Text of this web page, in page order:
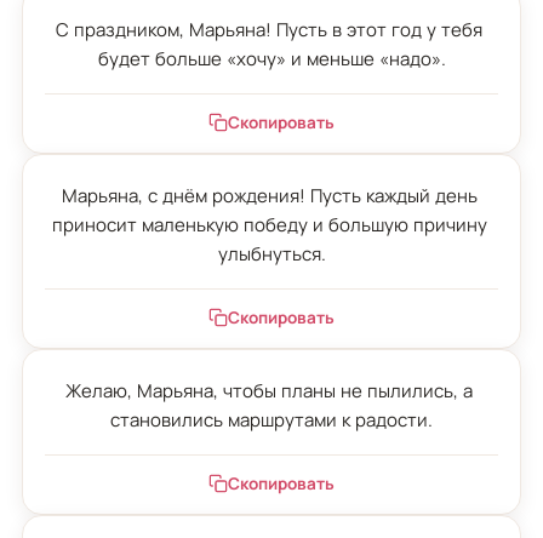
С праздником, Марьяна! Пусть в этот год у тебя
будет больше «хочу» и меньше «надо».
Скопировать
Марьяна, с днём рождения! Пусть каждый день
приносит маленькую победу и большую причину
улыбнуться.
Скопировать
Желаю, Марьяна, чтобы планы не пылились, а
становились маршрутами к радости.
Скопировать